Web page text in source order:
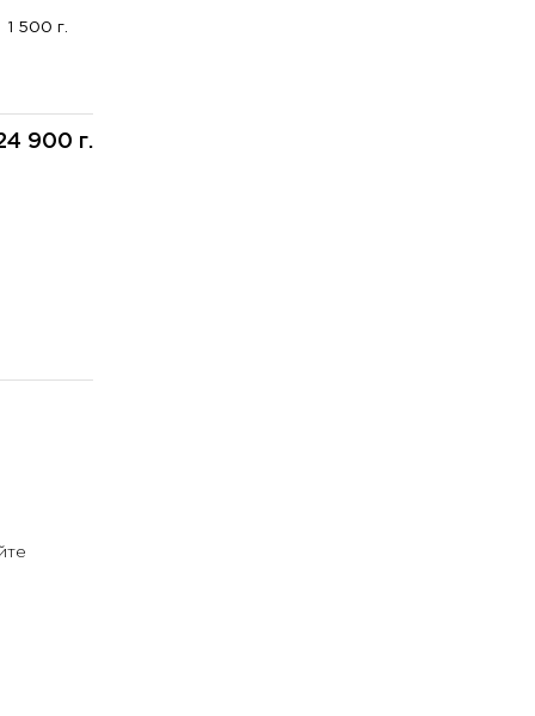
1 500 г.
900 г.